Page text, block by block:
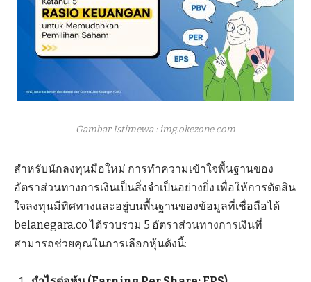
Gambar Istimewa : img.okezone.com
สำหรับนักลงทุนมือใหม่ การทำความเข้าใจพื้นฐานของ
อัตราส่วนทางการเงินเป็นสิ่งจำเป็นอย่างยิ่ง เพื่อให้การตัดสิน
ใจลงทุนมีทิศทางและอยู่บนพื้นฐานของข้อมูลที่เชื่อถือได้
belanegara.co ได้รวบรวม 5 อัตราส่วนทางการเงินที่
สามารถช่วยคุณในการเลือกหุ้นดังนี้: